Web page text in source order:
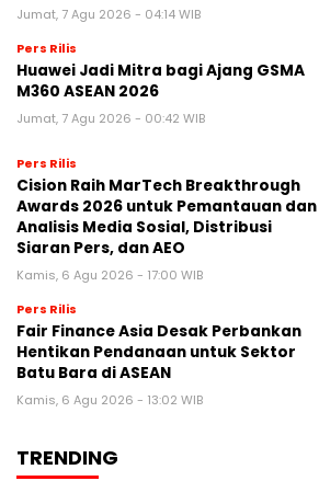
Jumat, 7 Agu 2026 - 04:14 WIB
Pers Rilis
Huawei Jadi Mitra bagi Ajang GSMA
M360 ASEAN 2026
Jumat, 7 Agu 2026 - 00:42 WIB
Pers Rilis
Cision Raih MarTech Breakthrough
Awards 2026 untuk Pemantauan dan
Analisis Media Sosial, Distribusi
Siaran Pers, dan AEO
Kamis, 6 Agu 2026 - 17:00 WIB
Pers Rilis
Fair Finance Asia Desak Perbankan
Hentikan Pendanaan untuk Sektor
Batu Bara di ASEAN
Kamis, 6 Agu 2026 - 13:02 WIB
TRENDING